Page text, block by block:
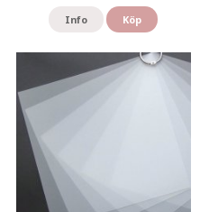
Info Köp